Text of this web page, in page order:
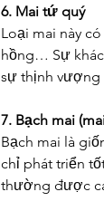
6. Mai tứ quý
Loại mai này
hồng… Sự khác
sự thịnh vượng
7. Bạch mai
Bạch mai là
chỉ phát triển
thường được